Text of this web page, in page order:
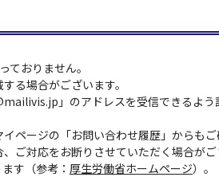
おりません。
る場合がございます。
」のアドレスを受信できるよう
ージの「お問い合わせ履歴」からもご
対応をお断りさせていただく場合がご
す（参考： 厚生労働省ホームページ）。